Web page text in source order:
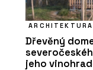
ARCHITEKTURA
Dřevěný
jeho